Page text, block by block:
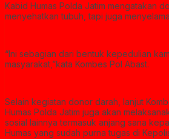
Kabid Humas Polda Jatim mengatakan
menyehatkan tubuh, tapi juga
“Ini sebagian dari bentuk kepedulian
masyarakat,”kata Kombes Pol Abast.
Selain kegiatan donor darah, lanjut
Humas Polda Jatim juga akan
sosial lainnya termasuk anjang sana
Humas yang sudah purna tugas di